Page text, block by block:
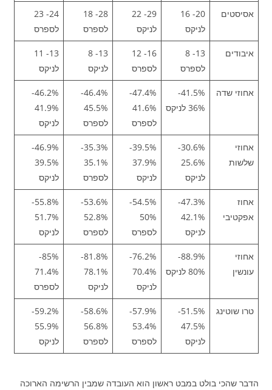
אסיסטים
20- 16
לניקס
29- 22
לניקס
28- 18
לספרס
24- 23
לספרס
איבודים
13- 8
לספרס
16- 12
לספרס
13- 8
לניקס
13- 11
לניקס
אחוזי שדה
41.5%-
36% לניקס
47.4%-
41.6%
לספרס
46.4%-
45.5%
לספרס
46.2%-
41.9%
לניקס
אחוזי
שלשות
30.6%-
25.6%
לניקס
39.5%-
37.9%
לניקס
35.3%-
35.1%
לספרס
46.9%-
39.5%
לניקס
אחוז
אפקטיבי
47.3%-
42.1%
לניקס
54.5%-
50%
לספרס
53.6%-
52.8%
לספרס
55.8%-
51.7%
לניקס
אחוזי
עונשין
88.9%-
80% לניקס
76.2%-
70.4%
לניקס
81.8%-
78.1%
לניקס
85%-
71.4%
לספרס
טרו שוטינג
51.5%-
47.5%
לניקס
57.9%-
53.4%
לספרס
58.6%-
56.8%
לספרס
59.2%-
55.9%
לניקס
הדבר שהכי בולט במבט ראשון הוא העובדה שמבין הרשימה הארוכה